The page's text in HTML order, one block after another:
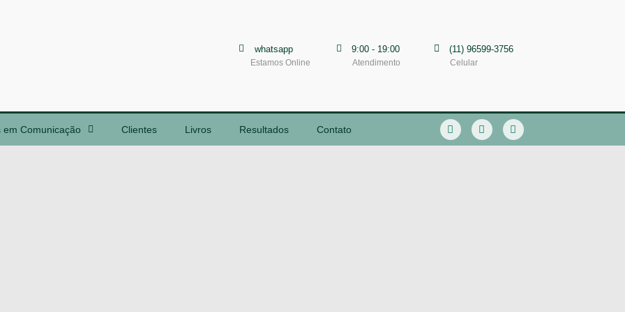
whatsapp
Estamos Online
9:00 - 19:00
Atendimento
(11) 96599-3756
Celular
em Comunicação Clientes Livros Resultados Contato